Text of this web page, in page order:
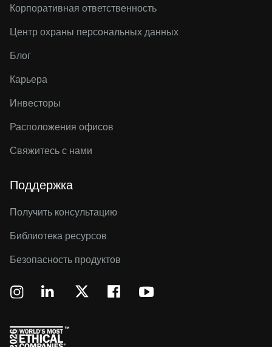
Корпоративная ответственность
Центр охраны персональных данных
Блог
Карьера
Инвесторы
Расположения офисов
Свяжитесь с нами
Поддержка
Получить консультацию
Библиотека ресурсов
Безопасность продуктов